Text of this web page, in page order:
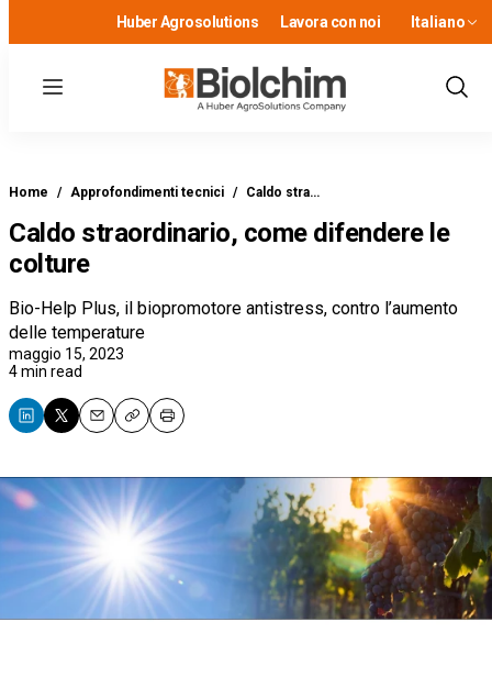
Huber Agrosolutions Lavora con noi Italiano
Menu
Show
Home / Approfondimenti tecnici / Caldo stra…
Caldo straordinario, come difendere le
colture
Bio-Help Plus, il biopromotore antistress, contro l’aumento
delle temperature
maggio 15, 2023
4 min read
EmailCopyPrint